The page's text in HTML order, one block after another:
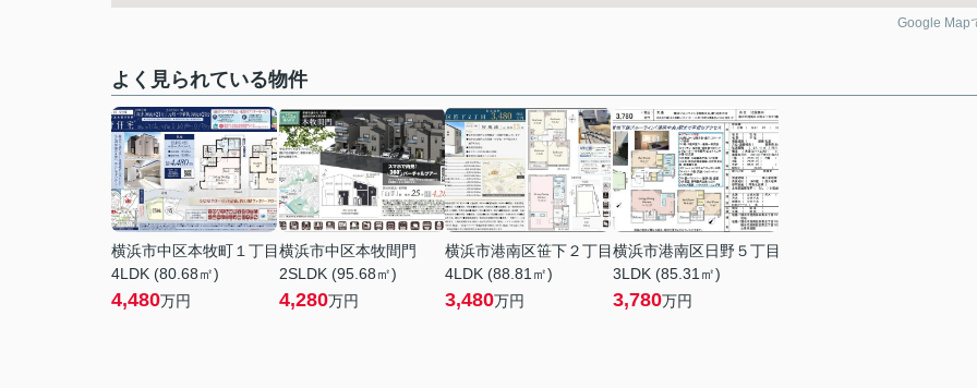
Google Map
よく見られている物件
横浜市中区本牧町１丁目
4LDK (80.68㎡)
4,480万円
横浜市中区本牧間門
2SLDK (95.68㎡)
4,280万円
横浜市港南区笹下２丁目
4LDK (88.81㎡)
3,480万円
横浜市港南区日野５丁目
3LDK (85.31㎡)
3,780万円